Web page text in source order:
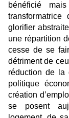
bénéficié
glorifier
une répartition
cesse de se
détriment de
réduction de la
politique
création
se posent